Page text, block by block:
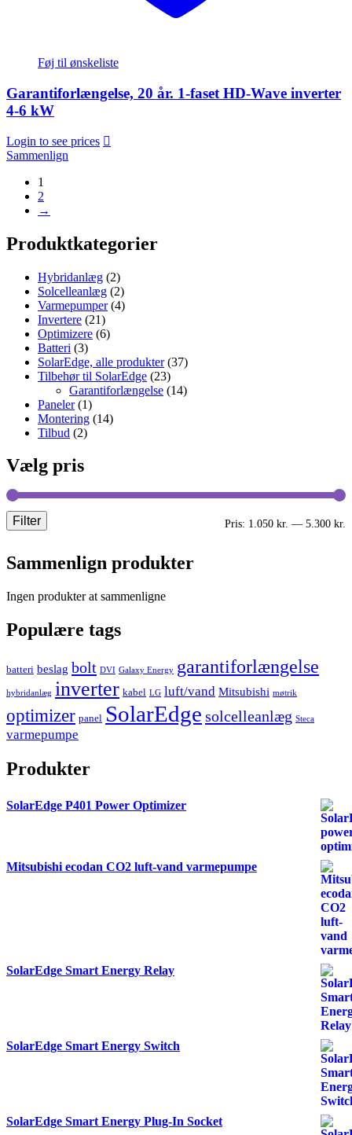
Føj til ønskeliste
Garantiforlængelse, 20 år. 1-faset HD-Wave inverter
4-6 kW
Login to see prices
Sammenlign
1
2
→
Produktkategorier
Hybridanlæg (2)
Solcelleanlæg (2)
Varmepumper (4)
Invertere (21)
Optimizere (6)
Batteri (3)
SolarEdge, alle produkter (37)
Tilbehør til SolarEdge (23)
Garantiforlængelse (14)
Paneler (1)
Montering (14)
Tilbud (2)
Vælg pris
Filter Pris: 1.050 kr. — 5.300 kr.
Sammenlign produkter
Ingen produkter at sammenligne
Populære tags
batteri beslag bolt DVI Galaxy Energy garantiforlængelse
hybridanlæg inverter kabel LG luft/vand Mitsubishi møtrik
optimizer panel SolarEdge solcelleanlæg Steca
varmepumpe
Produkter
SolarEdge P401 Power Optimizer
Mitsubishi ecodan CO2 luft-vand varmepumpe
SolarEdge Smart Energy Relay
SolarEdge Smart Energy Switch
SolarEdge Smart Energy Plug-In Socket